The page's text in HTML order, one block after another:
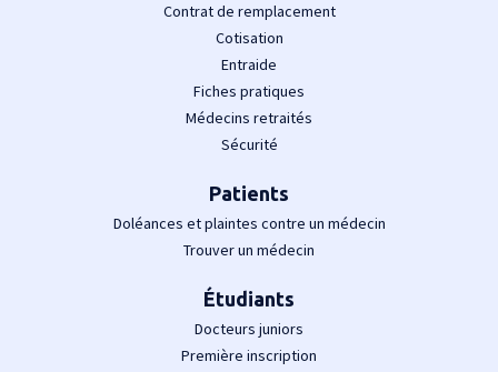
Contrat de remplacement
Cotisation
Entraide
Fiches pratiques
Médecins retraités
Sécurité
Patients
Doléances et plaintes contre un médecin
Trouver un médecin
Étudiants
Docteurs juniors
Première inscription